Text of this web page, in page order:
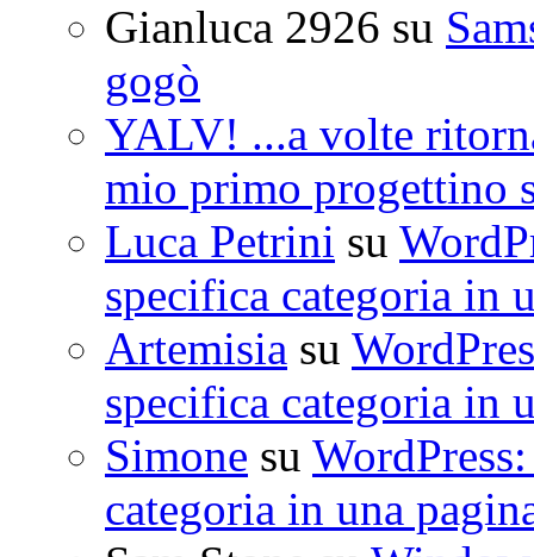
Gianluca 2926 su
gogò
YALV! ...a volte
mio primo progettino
Luca Petrini su
specifica categoria in
Artemisia su
specifica categoria in
Simone su
categoria in una